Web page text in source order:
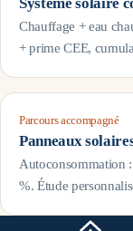
Chauffage + eau
+ prime CEE,
Parcours accompagné
Panneaux
Autoconsommation
%. Étude